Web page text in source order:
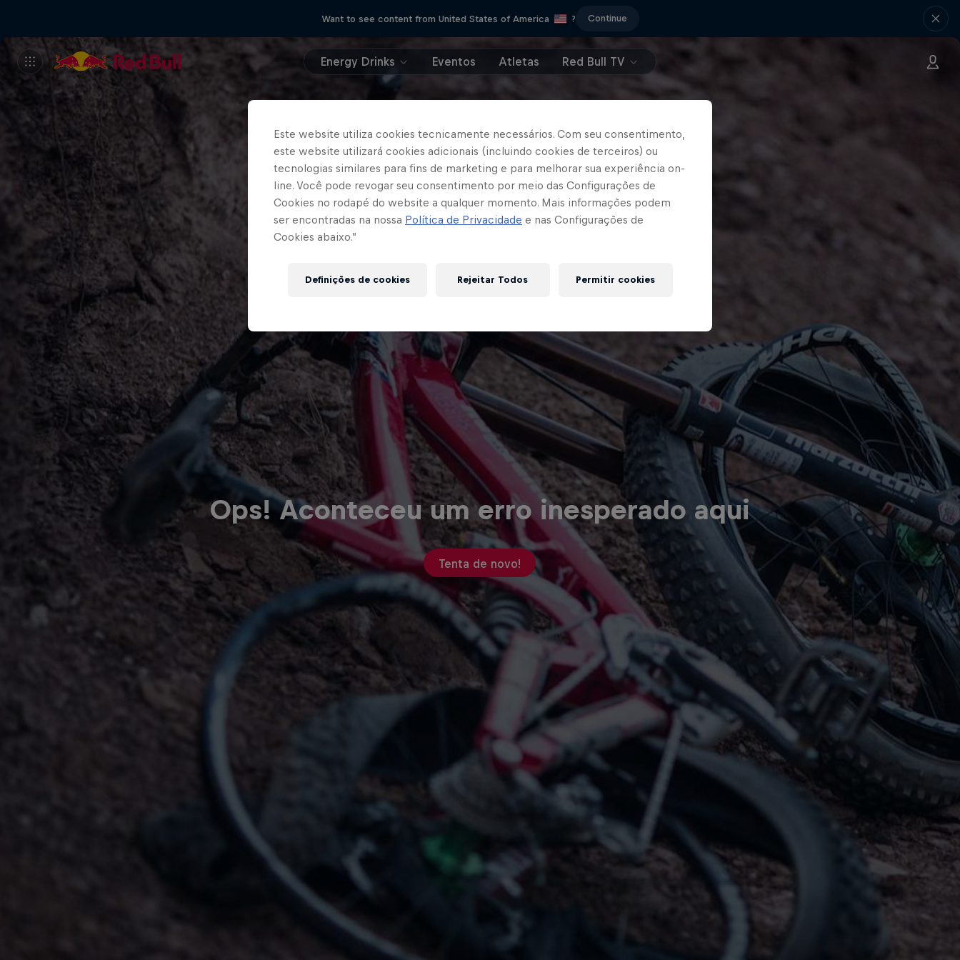
Want to see content from United States of America ? Continue
Energy Drinks Eventos Atletas Red Bull TV
Ops! Aconteceu um erro inesperado aqui
Tenta de novo!
Este website utiliza cookies tecnicamente necessários. Com seu consentimento,
este website utilizará cookies adicionais (incluindo cookies de terceiros) ou
tecnologias similares para fins de marketing e para melhorar sua experiência on-
line. Você pode revogar seu consentimento por meio das Configurações de
Cookies no rodapé do website a qualquer momento. Mais informações podem
ser encontradas na nossa Política de Privacidade e nas Configurações de
Cookies abaixo.”
Definições de cookies Rejeitar Todos Permitir cookies